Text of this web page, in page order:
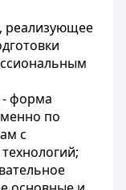
реализующее
- форма
по
с